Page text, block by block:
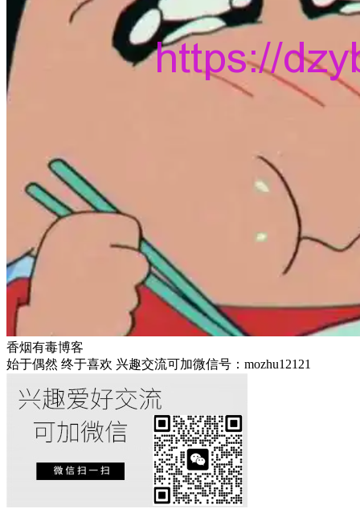
香烟有毒博客
始于偶然 终于喜欢 兴趣交流可加微信号：mozhu12121